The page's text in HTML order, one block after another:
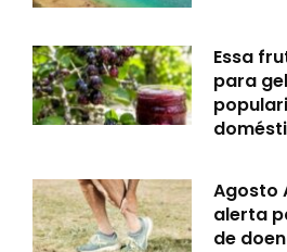
Essa
para
Agosto
alerta
de